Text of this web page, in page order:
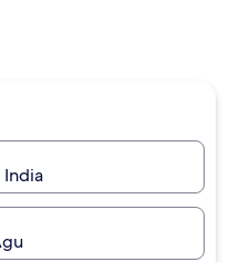
India